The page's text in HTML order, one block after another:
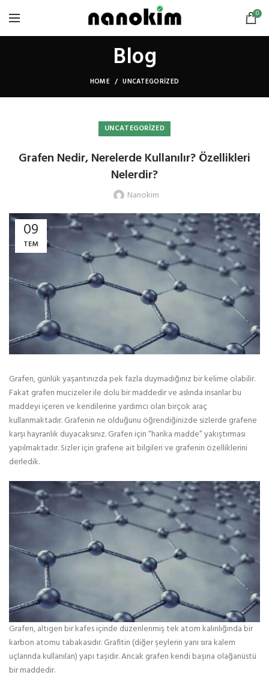
0
Blog
HOME UNCATEGORIZED
UNCATEGORIZED
Grafen Nedir, Nerelerde Kullanılır? Özellikleri
Nelerdir?
Nanokim
09
TEM
Grafen, günlük yaşantınızda pek fazla duymadığınız bir kelime olabilir.
Fakat grafen mucizeler ile dolu bir maddedir ve aslında insanlar bu
maddeyi içeren ve kendilerine yardımcı olan birçok araç
kullanmaktadır. Grafenin ne olduğunu öğrendiğinizde sizlerde grafene
karşı hayranlık duyacaksınız. Grafen için “harika madde” yakıştırması
yapılmaktadır. Sizler için grafene ait bilgileri ve grafenin özelliklerini
derledik.
Grafen, altıgen bir kafes içinde düzenlenmiş tek atom kalınlığında bir
karbon atomu tabakasıdır. Grafitin (diğer şeylerin yanı sıra kalem
uçlarında kullanılan) yapı taşıdır. Ancak grafen kendi başına olağanüstü
bir maddedir.